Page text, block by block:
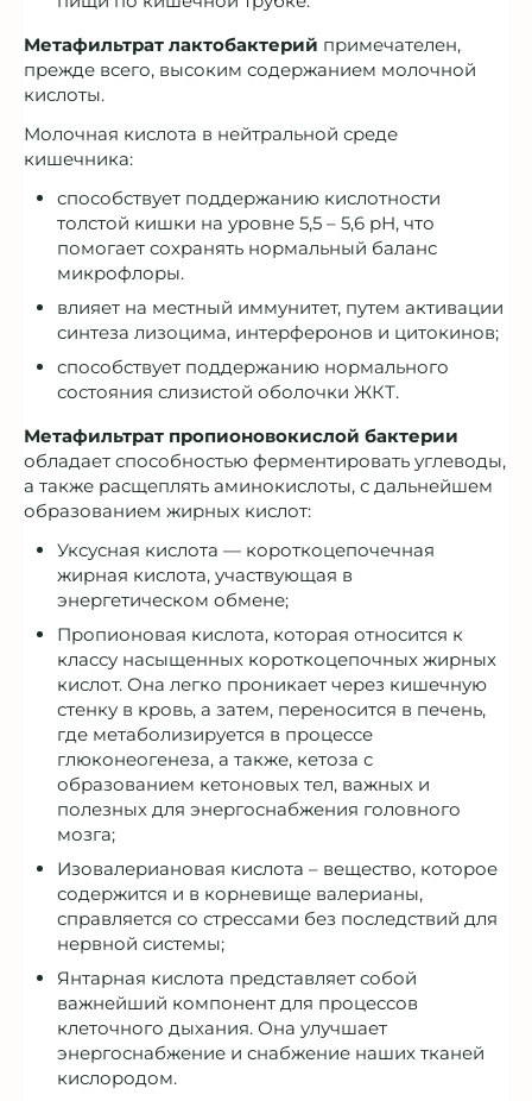
Метафильтрат лактобактерий примечателен,
прежде всего, высоким содержанием молочной
кислоты.
Молочная кислота в нейтральной среде
кишечника:
способствует поддержанию кислотности
толстой кишки на уровне 5,5 – 5,6 рН, что
помогает сохранять нормальный баланс
микрофлоры.
влияет на местный иммунитет, путем активации
синтеза лизоцима, интерферонов и цитокинов;
способствует поддержанию нормального
состояния слизистой оболочки ЖКТ.
Метафильтрат пропионовокислой бактерии
обладает способностью ферментировать углеводы,
а также расщеплять аминокислоты, с дальнейшем
образованием жирных кислот:
Уксусная кислота — короткоцепочечная
жирная кислота, участвующая в
энергетическом обмене;
Пропионовая кислота, которая относится к
классу насыщенных короткоцепочных жирных
кислот. Она легко проникает через кишечную
стенку в кровь, а затем, переносится в печень,
где метаболизируется в процессе
глюконеогенеза, а также, кетоза с
образованием кетоновых тел, важных и
полезных для энергоснабжения головного
мозга;
Изовалериановая кислота – вещество, которое
содержится и в корневище валерианы,
справляется со стрессами без последствий для
нервной системы;
Янтарная кислота представляет собой
важнейший компонент для процессов
клеточного дыхания. Она улучшает
энергоснабжение и снабжение наших тканей
кислородом.